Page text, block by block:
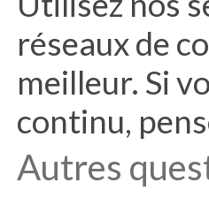
réseaux de
meilleur. Si
continu,
Autres